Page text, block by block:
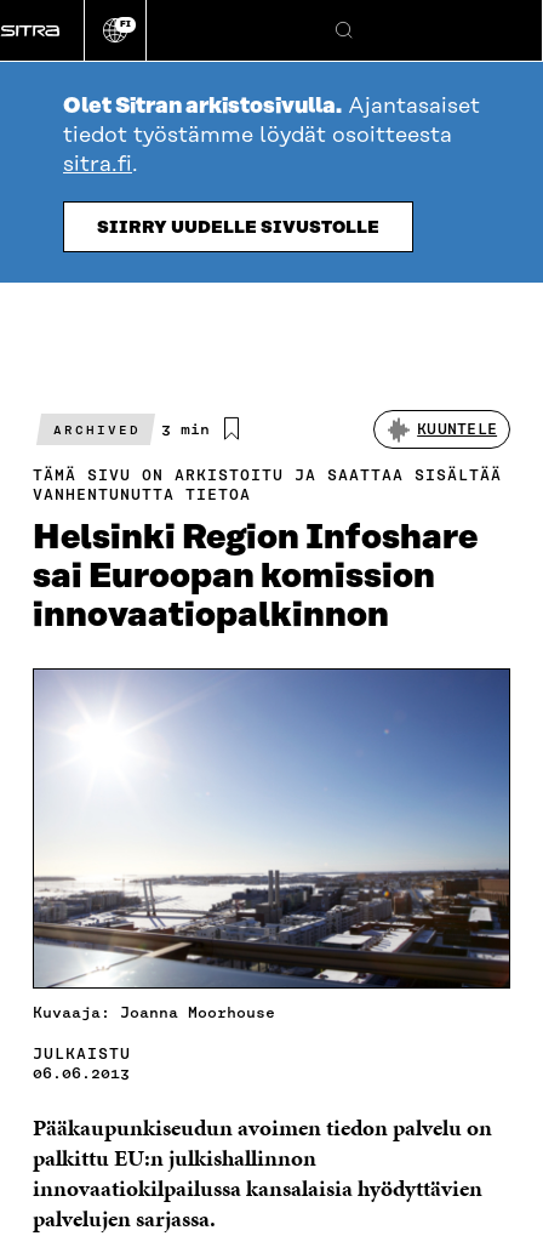
suoraan
sisältöön
Vaihda
kieli
FI
Hae
Olet Sitran arkistosivulla. Ajantasaiset
tiedot työstämme löydät osoitteesta
sitra.fi.
SIIRRY UUDELLE SIVUSTOLLE
ARCHIVED
Arvioitu
3 min KUUNTELE
TÄMÄ SIVU ON ARKISTOITU JA SAATTAA SISÄLTÄÄ
VANHENTUNUTTA TIETOA
Helsinki Region Infoshare
sai Euroopan komission
innovaatiopalkinnon
Kuvaaja: Joanna Moorhouse
JULKAISTU
06.06.2013
Pääkaupunkiseudun avoimen tiedon palvelu on
palkittu EU:n julkishallinnon
innovaatiokilpailussa kansalaisia hyödyttävien
palvelujen sarjassa.